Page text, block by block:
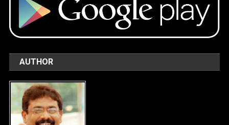
AUTHOR